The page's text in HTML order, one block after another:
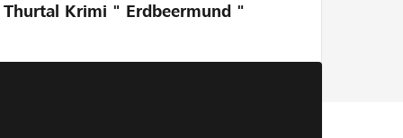
Thurtal Krimi " Erdbeermund "